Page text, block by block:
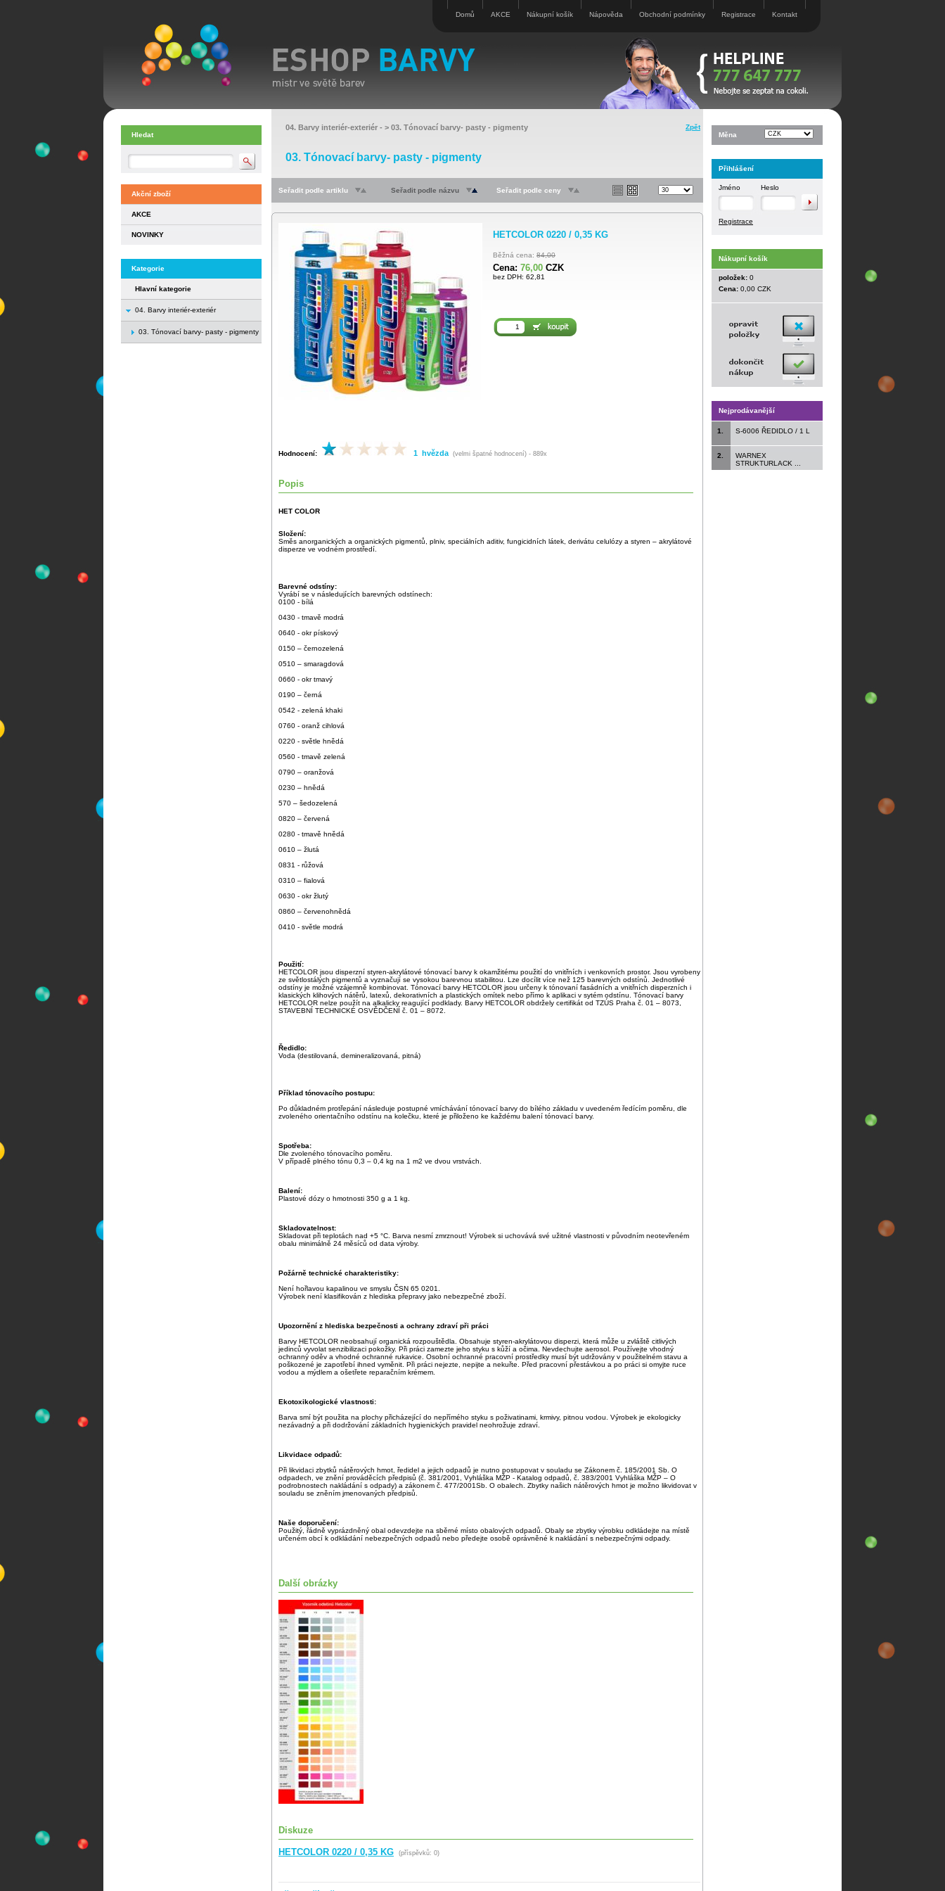
Domů AKCE Nákupní košík Nápověda Obchodní podmínky Registrace Kontakt
Hledat
Akční zboží
AKCE
NOVINKY
Kategorie
Hlavní kategorie
04. Barvy interiér-exteriér
03. Tónovací barvy- pasty - pigmenty
04. Barvy interiér-exteriér - > 03. Tónovací barvy- pasty - pigmenty Zpět
03. Tónovací barvy- pasty - pigmenty
Seřadit podle artiklu Seřadit podle názvu Seřadit podle ceny
HETCOLOR 0220 / 0,35 KG
Běžná cena: 84,00
Cena: 76,00 CZK
bez DPH: 62,81
Hodnocení: 1 hvězda (velmi špatné hodnocení) - 889x
Popis
HET COLOR
Složení:
Směs anorganických a organických pigmentů, plniv, speciálních aditiv, fungicidních látek, derivátu celulózy a styren – akrylátové
disperze ve vodném prostředí.
Barevné odstíny:
Vyrábí se v následujících barevných odstínech:
0100 - bílá
0430 - tmavě modrá
0640 - okr pískový
0150 – černozelená
0510 – smaragdová
0660 - okr tmavý
0190 – černá
0542 - zelená khaki
0760 - oranž cihlová
0220 - světle hnědá
0560 - tmavě zelená
0790 – oranžová
0230 – hnědá
570 – šedozelená
0820 – červená
0280 - tmavě hnědá
0610 – žlutá
0831 - růžová
0310 – fialová
0630 - okr žlutý
0860 – červenohnědá
0410 - světle modrá
Použití:
HETCOLOR jsou disperzní styren-akrylátové tónovací barvy k okamžitému použití do vnitřních i venkovních prostor. Jsou vyrobeny
ze světlostálých pigmentů a vyznačují se vysokou barevnou stabilitou. Lze docílit více než 125 barevných odstínů. Jednotlivé
odstíny je možné vzájemně kombinovat. Tónovací barvy HETCOLOR jsou určeny k tónovaní fasádních a vnitřních disperzních i
klasických klihových nátěrů, latexů, dekorativních a plastických omítek nebo přímo k aplikaci v sytém odstínu. Tónovací barvy
HETCOLOR nelze použít na alkalicky reagující podklady. Barvy HETCOLOR obdržely certifikát od TZÚS Praha č. 01 – 8073,
STAVEBNÍ TECHNICKÉ OSVĚDČENÍ č. 01 – 8072.
Ředidlo:
Voda (destilovaná, demineralizovaná, pitná)
Příklad tónovacího postupu:
Po důkladném protřepání následuje postupné vmíchávání tónovací barvy do bílého základu v uvedeném ředícím poměru, dle
zvoleného orientačního odstínu na kolečku, které je přiloženo ke každému balení tónovací barvy.
Spotřeba:
Dle zvoleného tónovacího poměru.
V případě plného tónu 0,3 – 0,4 kg na 1 m2 ve dvou vrstvách.
Balení:
Plastové dózy o hmotnosti 350 g a 1 kg.
Skladovatelnost:
Skladovat při teplotách nad +5 °C. Barva nesmí zmrznout! Výrobek si uchovává své užitné vlastnosti v původním neotevřeném
obalu minimálně 24 měsíců od data výroby.
Požárně technické charakteristiky:
Není hořlavou kapalinou ve smyslu ČSN 65 0201.
Výrobek není klasifikován z hlediska přepravy jako nebezpečné zboží.
Upozornění z hlediska bezpečnosti a ochrany zdraví při práci
Barvy HETCOLOR neobsahují organická rozpouštědla. Obsahuje styren-akrylátovou disperzi, která může u zvláště citlivých
jedinců vyvolat senzibilizaci pokožky. Při práci zamezte jeho styku s kůží a očima. Nevdechujte aerosol. Používejte vhodný
ochranný oděv a vhodné ochranné rukavice. Osobní ochranné pracovní prostředky musí být udržovány v použitelném stavu a
poškozené je zapotřebí ihned vyměnit. Při práci nejezte, nepijte a nekuřte. Před pracovní přestávkou a po práci si omyjte ruce
vodou a mýdlem a ošetřete reparačním krémem.
Ekotoxikologické vlastnosti:
Barva smí být použita na plochy přicházející do nepřímého styku s poživatinami, krmivy, pitnou vodou. Výrobek je ekologicky
nezávadný a při dodržování základních hygienických pravidel neohrožuje zdraví.
Likvidace odpadů:
Při likvidaci zbytků nátěrových hmot, ředidel a jejich odpadů je nutno postupovat v souladu se Zákonem č. 185/2001 Sb. O
odpadech, ve znění prováděcích předpisů (č. 381/2001, Vyhláška MŽP - Katalog odpadů, č. 383/2001 Vyhláška MŽP – O
podrobnostech nakládání s odpady) a zákonem č. 477/2001Sb. O obalech. Zbytky našich nátěrových hmot je možno likvidovat v
souladu se zněním jmenovaných předpisů.
Naše doporučení:
Použitý, řádně vyprázdněný obal odevzdejte na sběrné místo obalových odpadů. Obaly se zbytky výrobku odkládejte na místě
určeném obcí k odkládání nebezpečných odpadů nebo předejte osobě oprávněné k nakládání s nebezpečnými odpady.
Další obrázky
Diskuze
HETCOLOR 0220 / 0,35 KG (příspěvků: 0)
Měna
Přihlášení
Jméno Heslo
Registrace
Nákupní košík
položek: 0
Cena: 0,00 CZK
Nejprodávanější
1. S-6006 ŘEDIDLO / 1 L
2.
WARNEX
STRUKTURLACK ...